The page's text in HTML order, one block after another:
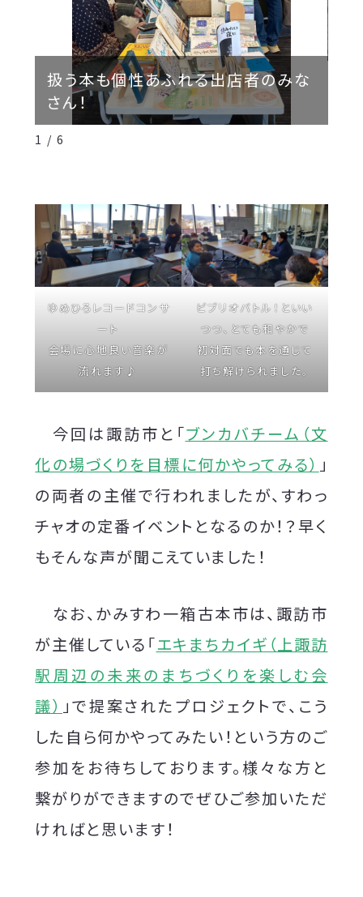
扱う本も個性あふれる出店者のみな
さん！
1 / 6
ゆめひろレコードコンサ
ート
会場に心地良い音楽が
流れます♪
ビブリオバトル！といい
つつ、とても和やかで
初対面でも本を通じて
打ち解けられました。
今回は諏訪市と「ブンカバチーム（文
化の場づくりを目標に何かやってみる） 」
の両者の主催で行われましたが、すわっ
チャオの定番イベントとなるのか！？早く
もそんな声が聞こえていました！
なお、かみすわ一箱古本市は、諏訪市
が主催している「エキまちカイギ（上諏訪
駅周辺の未来のまちづくりを楽しむ会
議） 」で提案されたプロジェクトで、こう
した自ら何かやってみたい！という方のご
参加をお待ちしております。様々な方と
繋がりができますのでぜひご参加いただ
ければと思います！